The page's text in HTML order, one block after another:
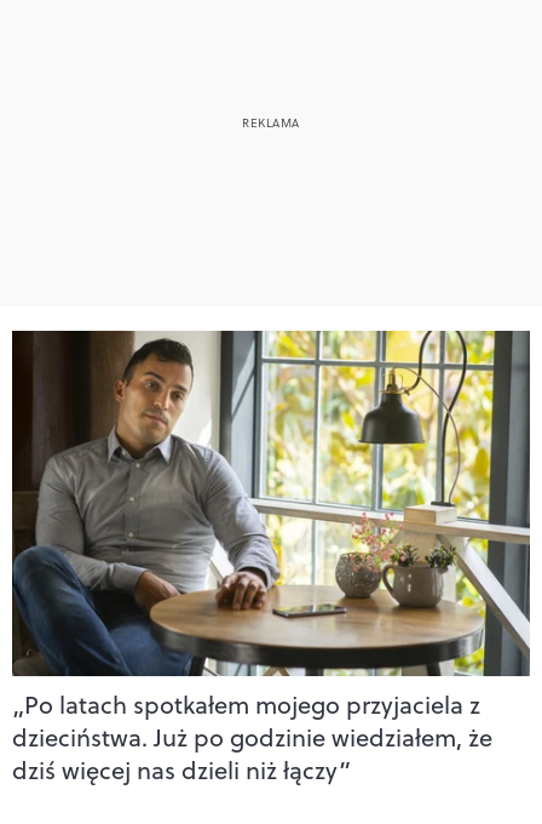
„Po latach spotkałem mojego przyjaciela z
dzieciństwa. Już po godzinie wiedziałem, że
dziś więcej nas dzieli niż łączy”